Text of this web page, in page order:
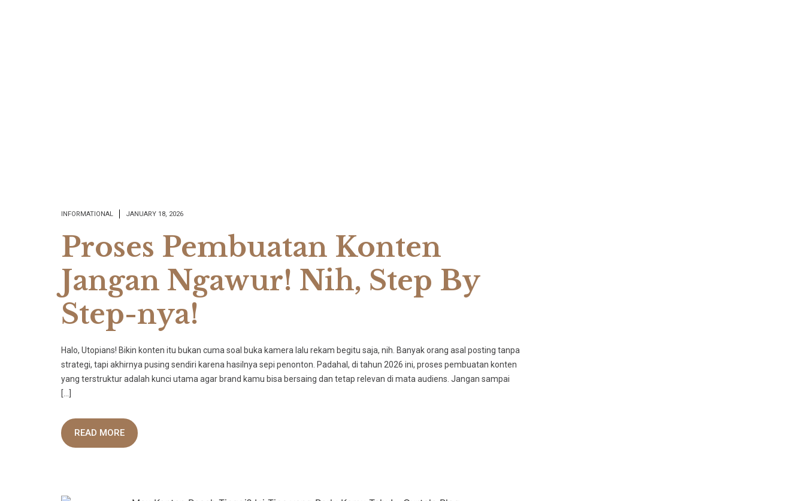
INFORMATIONAL JANUARY 18, 2026
Proses Pembuatan Konten
Jangan Ngawur! Nih, Step By
Step-nya!
​Halo, Utopians! Bikin konten itu bukan cuma soal buka kamera lalu rekam begitu saja, nih. Banyak orang asal posting tanpa
strategi, tapi akhirnya pusing sendiri karena hasilnya sepi penonton. Padahal, di tahun 2026 ini, proses pembuatan konten
yang terstruktur adalah kunci utama agar brand kamu bisa bersaing dan tetap relevan di mata audiens. Jangan sampai
[…]
READ MORE